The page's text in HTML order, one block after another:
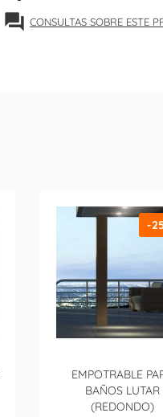
forum CONSULTAS SOBRE ESTE
EMPOTRABLE
BAÑOS LUTAR
(REDONDO)
-